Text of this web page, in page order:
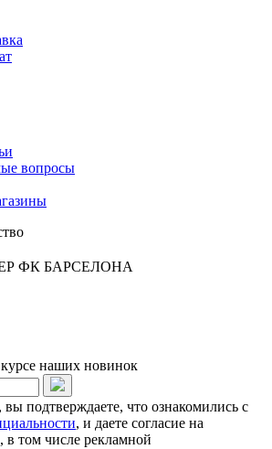
вопросы
ФК БАРСЕЛОНА
наших новинок
подтверждаете, что ознакомились с
, и даете согласие на
в том числе рекламной